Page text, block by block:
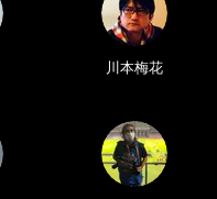
川本梅花